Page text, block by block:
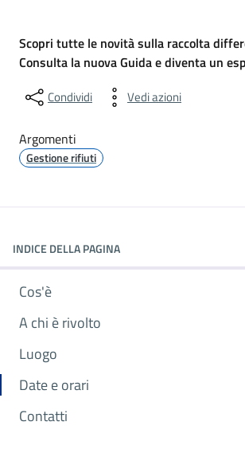
Scopri tutte le novità sulla raccolta
Consulta la nuova Guida e diventa un
Condividi Vedi azioni
Argomenti
Gestione rifiuti
INDICE DELLA PAGINA
Cos'è
A chi è rivolto
Luogo
Date e orari
Contatti